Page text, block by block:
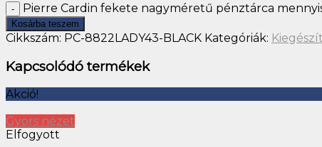
Pierre Cardin fekete nagyméretű pénztárca
Kosárba teszem
Cikkszám: PC-8822LADY43-BLACK Kategóriák:
Kapcsolódó termékek
Akció!
Gyors nézet
Elfogyott